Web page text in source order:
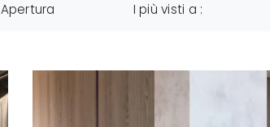
Apertura I più visti a :